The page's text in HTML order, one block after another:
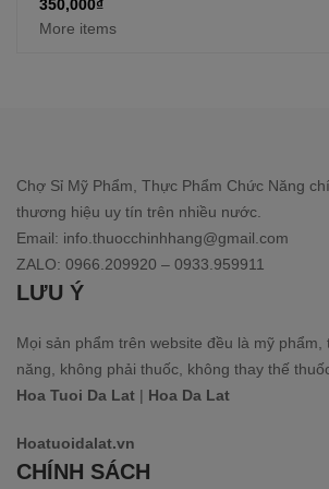
350,000₫
More items
Chợ Sỉ Mỹ Phẩm, Thực Phẩm Chức Năng
thương hiệu uy tín trên nhiều nước.
Email: info.thuocchinhhang@gmail.com
ZALO: 0966.209920 – 0933.959911
LƯU Ý
Mọi sản phẩm trên website đều là mỹ
năng, không phải thuốc, không thay thế
Hoa Tuoi Da Lat | Hoa Da Lat
Hoatuoidalat.vn
CHÍNH SÁCH